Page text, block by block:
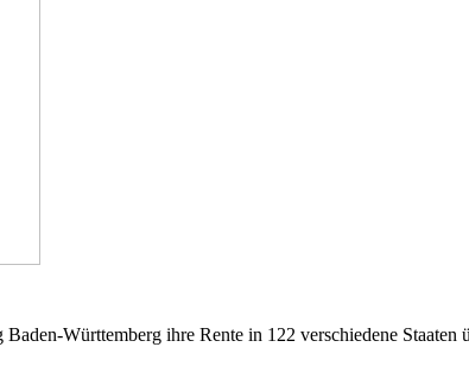
Württemberg ihre Rente in 122 verschiedene